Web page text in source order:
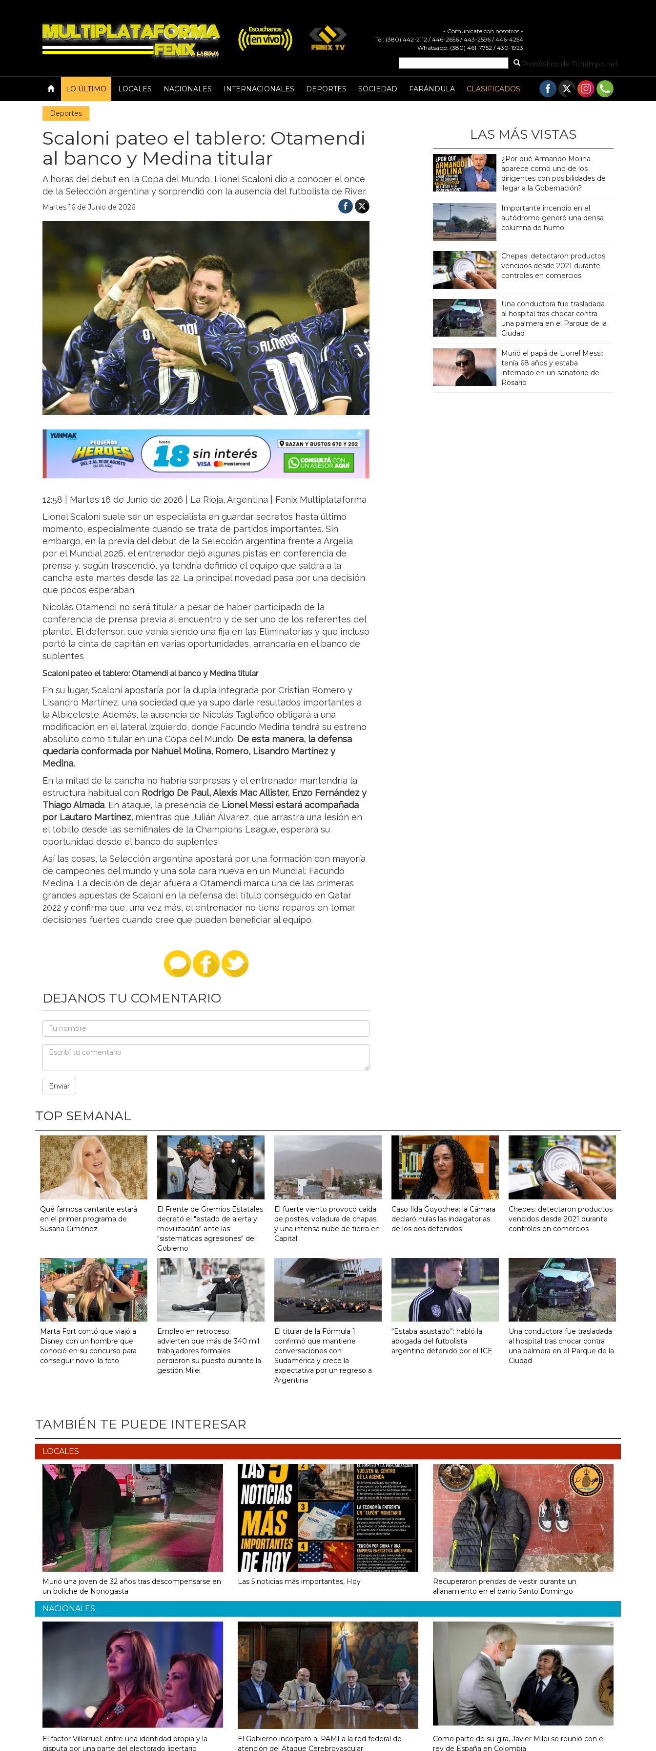
- Comunicate con nosotros -
Tel: (380) 442-2112 / 446-2656 / 443-2596 / 446-4254
Whatsapp: (380) 461-7752 / 430-1923
Pronóstico de Tutiempo.net
LO ÚLTIMO LOCALES NACIONALES INTERNACIONALES DEPORTES SOCIEDAD FARÁNDULA CLASIFICADOS
Deportes
Scaloni pateo el tablero: Otamendi
al banco y Medina titular
A horas del debut en la Copa del Mundo, Lionel Scaloni dio a conocer el once
de la Selección argentina y sorprendió con la ausencia del futbolista de River.
Martes 16 de Junio de 2026
12:58 | Martes 16 de Junio de 2026 | La Rioja, Argentina | Fenix Multiplataforma
Lionel Scaloni suele ser un especialista en guardar secretos hasta último
momento, especialmente cuando se trata de partidos importantes. Sin
embargo, en la previa del debut de la Selección argentina frente a Argelia
por el Mundial 2026, el entrenador dejó algunas pistas en conferencia de
prensa y, según trascendió, ya tendría definido el equipo que saldrá a la
cancha este martes desde las 22. La principal novedad pasa por una decisión
que pocos esperaban.
Nicolás Otamendi no será titular a pesar de haber participado de la
conferencia de prensa previa al encuentro y de ser uno de los referentes del
plantel. El defensor, que venía siendo una fija en las Eliminatorias y que incluso
portó la cinta de capitán en varias oportunidades, arrancaría en el banco de
suplentes
Scaloni pateo el tablero: Otamendi al banco y Medina titular
En su lugar, Scaloni apostaría por la dupla integrada por Cristian Romero y
Lisandro Martínez, una sociedad que ya supo darle resultados importantes a
la Albiceleste. Además, la ausencia de Nicolás Tagliafico obligará a una
modificación en el lateral izquierdo, donde Facundo Medina tendrá su estreno
absoluto como titular en una Copa del Mundo. De esta manera, la defensa
quedaría conformada por Nahuel Molina, Romero, Lisandro Martínez y
Medina.
En la mitad de la cancha no habría sorpresas y el entrenador mantendría la
estructura habitual con Rodrigo De Paul, Alexis Mac Allister, Enzo Fernández y
Thiago Almada. En ataque, la presencia de Lionel Messi estará acompañada
por Lautaro Martínez, mientras que Julián Álvarez, que arrastra una lesión en
el tobillo desde las semifinales de la Champions League, esperará su
oportunidad desde el banco de suplentes
Así las cosas, la Selección argentina apostará por una formación con mayoría
de campeones del mundo y una sola cara nueva en un Mundial: Facundo
Medina. La decisión de dejar afuera a Otamendi marca una de las primeras
grandes apuestas de Scaloni en la defensa del título conseguido en Qatar
2022 y confirma que, una vez más, el entrenador no tiene reparos en tomar
decisiones fuertes cuando cree que pueden beneficiar al equipo.
DEJANOS TU COMENTARIO
LAS MÁS VISTAS
¿Por qué Armando Molina
aparece como uno de los
dirigentes con posibilidades de
llegar a la Gobernación?
Importante incendio en el
autódromo generó una densa
columna de humo
Chepes: detectaron productos
vencidos desde 2021 durante
controles en comercios
Una conductora fue trasladada
al hospital tras chocar contra
una palmera en el Parque de la
Ciudad
Murió el papá de Lionel Messi:
tenía 68 años y estaba
internado en un sanatorio de
Rosario
TOP SEMANAL
Qué famosa cantante estará
en el primer programa de
Susana Giménez
El Frente de Gremios Estatales
decretó el "estado de alerta y
movilización" ante las
"sistemáticas agresiones" del
Gobierno
El fuerte viento provocó caída
de postes, voladura de chapas
y una intensa nube de tierra en
Capital
Caso Ilda Goyochea: la Cámara
declaró nulas las indagatorias
de los dos detenidos
Chepes: detectaron productos
vencidos desde 2021 durante
controles en comercios
Marta Fort contó que viajó a
Disney con un hombre que
conoció en su concurso para
conseguir novio: la foto
Empleo en retroceso:
advierten que más de 340 mil
trabajadores formales
perdieron su puesto durante la
gestión Milei
El titular de la Fórmula 1
confirmó que mantiene
conversaciones con
Sudamérica y crece la
expectativa por un regreso a
Argentina
“Estaba asustado”: habló la
abogada del futbolista
argentino detenido por el ICE
Una conductora fue trasladada
al hospital tras chocar contra
una palmera en el Parque de la
Ciudad
TAMBIÉN TE PUEDE INTERESAR
LOCALES
Murió una joven de 32 años tras descompensarse en
un boliche de Nonogasta
Las 5 noticias más importantes, Hoy
Recuperaron prendas de vestir durante un
allanamiento en el barrio Santo Domingo
NACIONALES
El factor Villarruel: entre una identidad propia y la
disputa por una parte del electorado libertario
El Gobierno incorporó al PAMI a la red federal de
atención del Ataque Cerebrovascular
Como parte de su gira, Javier Milei se reunió con el
rey de España en Colombia